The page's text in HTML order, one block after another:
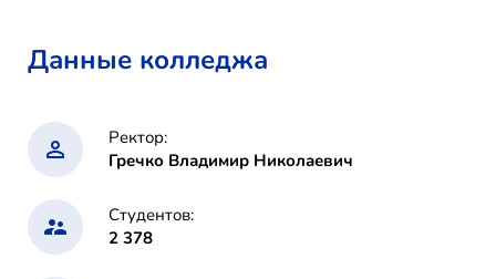
Данные колледжа
Ректор:
Гречко Владимир Николаевич
Студентов:
2 378